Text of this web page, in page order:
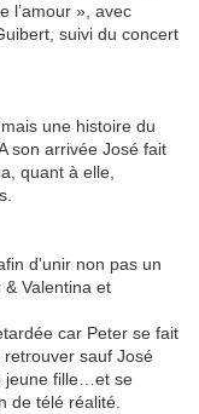
l’amour », avec
suivi du concert
une histoire du
son arrivée José fait
quant à elle,
d'unir non pas un
Valentina et
car Peter se fait
sauf José
jeune fille…et se
de télé réalité.